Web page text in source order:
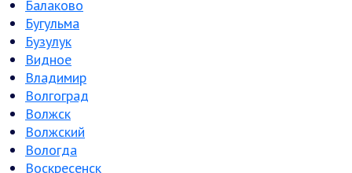
Балаково
Бугульма
Бузулук
Видное
Владимир
Волгоград
Волжск
Волжский
Вологда
Воскресенск